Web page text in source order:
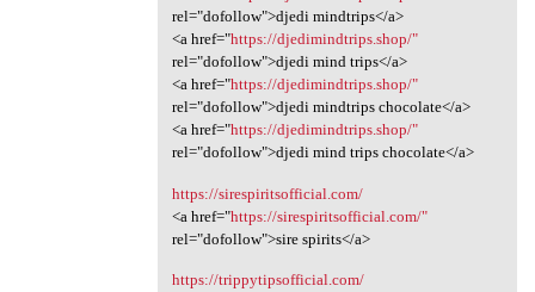
rel="dofollow">djedi mindtrips</a>
<a href="https://djedimindtrips.shop/"
rel="dofollow">djedi mind trips</a>
<a href="https://djedimindtrips.shop/"
rel="dofollow">djedi mindtrips chocolate</a>
<a href="https://djedimindtrips.shop/"
rel="dofollow">djedi mind trips chocolate</a>
https://sirespiritsofficial.com/
<a href="https://sirespiritsofficial.com/"
rel="dofollow">sire spirits</a>
https://trippytipsofficial.com/